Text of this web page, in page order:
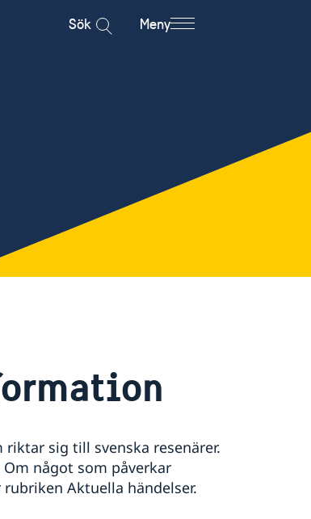
Sök Meny
sig till svenska resenärer.
något som påverkar
Aktuella händelser.